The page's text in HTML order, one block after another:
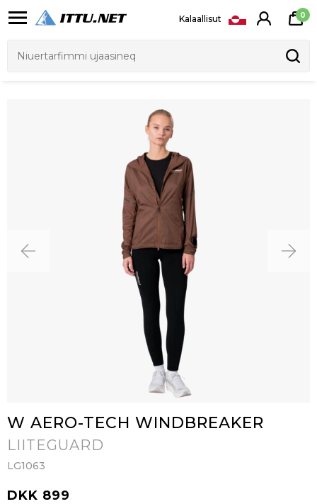
Kalaallisut 0
W AERO-TECH WINDBREAKER
LIITEGUARD
LG1063
DKK 899